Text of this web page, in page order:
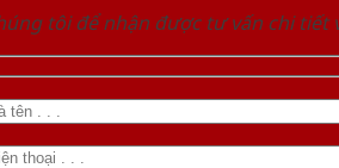
tôi để nhận được tư vấn chi tiết